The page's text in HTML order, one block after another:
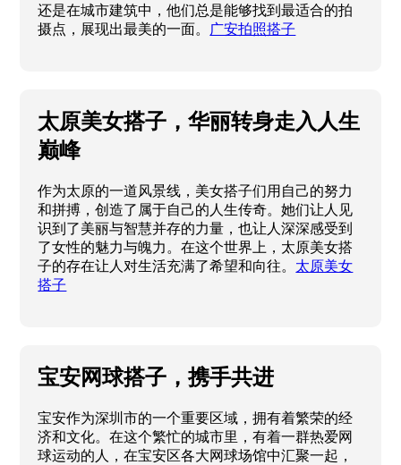
还是在城市建筑中，他们总是能够找到最适合的拍
摄点，展现出最美的一面。 广安拍照搭子
太原美女搭子，华丽转身走入人生
巅峰
作为太原的一道风景线，美女搭子们用自己的努力
和拼搏，创造了属于自己的人生传奇。她们让人见
识到了美丽与智慧并存的力量，也让人深深感受到
了女性的魅力与魄力。在这个世界上，太原美女搭
子的存在让人对生活充满了希望和向往。 太原美女
搭子
宝安网球搭子，携手共进
宝安作为深圳市的一个重要区域，拥有着繁荣的经
济和文化。在这个繁忙的城市里，有着一群热爱网
球运动的人，在宝安区各大网球场馆中汇聚一起，